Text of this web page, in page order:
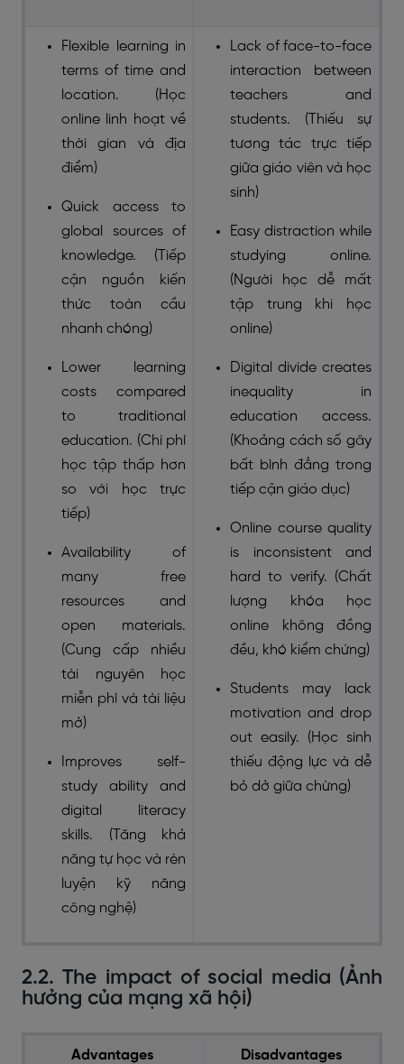
Flexible learning in
terms of time and
location. (Học
online linh hoạt về
thời gian và địa
điểm)
Quick access to
global sources of
knowledge. (Tiếp
cận nguồn kiến
thức toàn cầu
nhanh chóng)
Lower learning
costs compared
to traditional
education. (Chi phí
học tập thấp hơn
so với học trực
tiếp)
Availability of
many free
resources and
open materials.
(Cung cấp nhiều
tài nguyên học
miễn phí và tài liệu
mở)
Improves self-
study ability and
digital literacy
skills. (Tăng khả
năng tự học và rèn
luyện kỹ năng
công nghệ)
Lack of face-to-face
interaction between
teachers and
students. (Thiếu sự
tương tác trực tiếp
giữa giáo viên và học
sinh)
Easy distraction while
studying online.
(Người học dễ mất
tập trung khi học
online)
Digital divide creates
inequality in
education access.
(Khoảng cách số gây
bất bình đẳng trong
tiếp cận giáo dục)
Online course quality
is inconsistent and
hard to verify. (Chất
lượng khóa học
online không đồng
đều, khó kiểm chứng)
Students may lack
motivation and drop
out easily. (Học sinh
thiếu động lực và dễ
bỏ dở giữa chừng)
2.2. The impact of social media (Ảnh
hưởng của mạng xã hội)
Advantages Disadvantages